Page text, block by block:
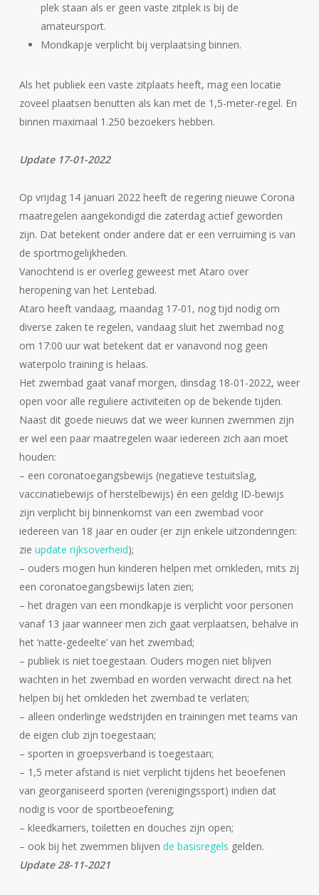
plek staan als er geen vaste zitplek is bij de
amateursport.
Mondkapje verplicht bij verplaatsing binnen.
Als het publiek een vaste zitplaats heeft, mag een locatie
zoveel plaatsen benutten als kan met de 1,5-meter-regel. En
binnen maximaal 1.250 bezoekers hebben.
Update 17-01-2022
Op vrijdag 14 januari 2022 heeft de regering nieuwe Corona
maatregelen aangekondigd die zaterdag actief geworden
zijn. Dat betekent onder andere dat er een verruiming is van
de sportmogelijkheden.
Vanochtend is er overleg geweest met Ataro over
heropening van het Lentebad.
Ataro heeft vandaag, maandag 17-01, nog tijd nodig om
diverse zaken te regelen, vandaag sluit het zwembad nog
om 17:00 uur wat betekent dat er vanavond nog geen
waterpolo training is helaas.
Het zwembad gaat vanaf morgen, dinsdag 18-01-2022, weer
open voor alle reguliere activiteiten op de bekende tijden.
Naast dit goede nieuws dat we weer kunnen zwemmen zijn
er wel een paar maatregelen waar iedereen zich aan moet
houden:
– een coronatoegangsbewijs (negatieve testuitslag,
vaccinatiebewijs of herstelbewijs) én een geldig ID-bewijs
zijn verplicht bij binnenkomst van een zwembad voor
iedereen van 18 jaar en ouder (er zijn enkele uitzonderingen:
zie update rijksoverheid);
– ouders mogen hun kinderen helpen met omkleden, mits zij
een coronatoegangsbewijs laten zien;
– het dragen van een mondkapje is verplicht voor personen
vanaf 13 jaar wanneer men zich gaat verplaatsen, behalve in
het ‘natte-gedeelte’ van het zwembad;
– publiek is niet toegestaan. Ouders mogen niet blijven
wachten in het zwembad en worden verwacht direct na het
helpen bij het omkleden het zwembad te verlaten;
– alleen onderlinge wedstrijden en trainingen met teams van
de eigen club zijn toegestaan;
– sporten in groepsverband is toegestaan;
– 1,5 meter afstand is niet verplicht tijdens het beoefenen
van georganiseerd sporten (verenigingssport) indien dat
nodig is voor de sportbeoefening;
– kleedkamers, toiletten en douches zijn open;
– ook bij het zwemmen blijven de basisregels gelden.
Update 28-11-2021